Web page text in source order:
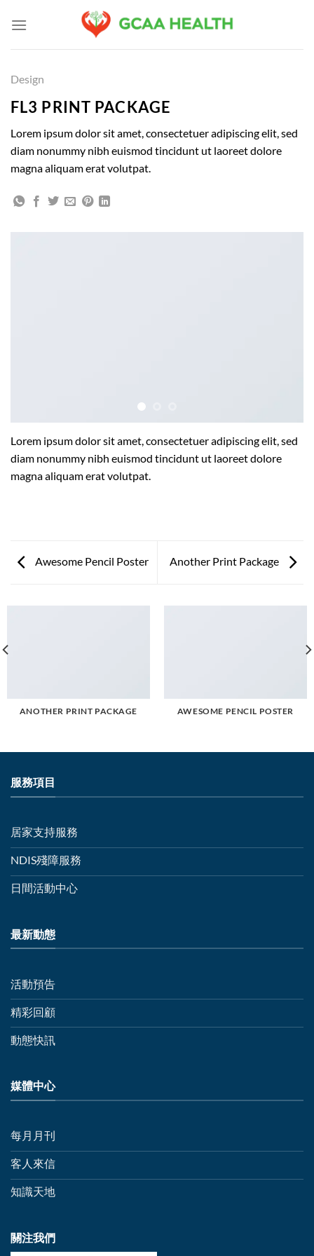
Design
FL3 PRINT PACKAGE
Lorem ipsum dolor sit amet, consectetuer adipiscing elit, sed
diam nonummy nibh euismod tincidunt ut laoreet dolore
magna aliquam erat volutpat.
Lorem ipsum dolor sit amet, consectetuer adipiscing elit, sed
diam nonummy nibh euismod tincidunt ut laoreet dolore
magna aliquam erat volutpat.
Awesome Pencil Poster Another Print Package
ANOTHER PRINT PACKAGE AWESOME PENCIL POSTER
服務項目
居家支持服務
NDIS殘障服務
日間活動中心
最新動態
活動預告
精彩回顧
動態快訊
媒體中心
每月月刊
客人來信
知識天地
關注我們